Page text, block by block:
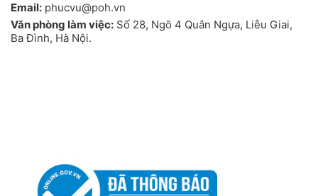
Email: phucvu@poh.vn
Văn phòng làm việc: Số 28, Ngõ 4 Quân Ngựa, Liễu Giai,
Ba Đình, Hà Nội.